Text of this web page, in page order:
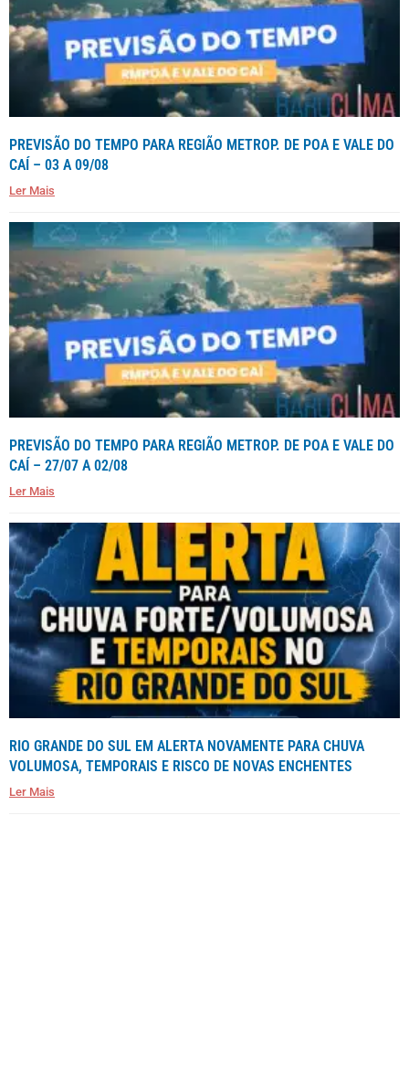
PREVISÃO DO TEMPO PARA REGIÃO METROP. DE POA E VALE DO
CAÍ – 03 A 09/08
Ler Mais
PREVISÃO DO TEMPO PARA REGIÃO METROP. DE POA E VALE DO
CAÍ – 27/07 A 02/08
Ler Mais
RIO GRANDE DO SUL EM ALERTA NOVAMENTE PARA CHUVA
VOLUMOSA, TEMPORAIS E RISCO DE NOVAS ENCHENTES
Ler Mais